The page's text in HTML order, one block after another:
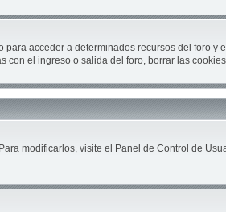
acceder a determinados recursos del foro
el ingreso o salida del foro, borrar las
modificarlos, visite el Panel de Control de